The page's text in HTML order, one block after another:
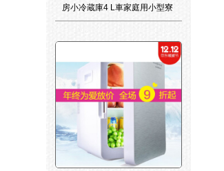
房小冷蔵庫4 L車家庭用小型寮
の家庭用冷蔵庫の快速冷凍4 L